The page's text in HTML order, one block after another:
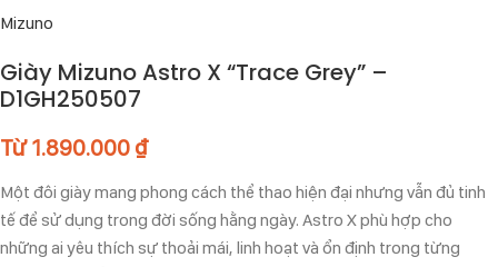
Mizuno
Giày Mizuno Astro X “Trace Grey” –
D1GH250507
Từ1.890.000 ₫
Một đôi giày mang phong cách thể thao hiện đại nhưng vẫn đủ tinh
tế để sử dụng trong đời sống hằng ngày. Astro X phù hợp cho
những ai yêu thích sự thoải mái, linh hoạt và ổn định trong từng